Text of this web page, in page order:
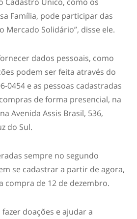
Família, pode participar das
Mercado Solidário”, disse ele.
dados pessoais, como
podem ser feita através do
0454 e as pessoas cadastradas
de forma presencial, na
Avenida Assis Brasil, 536,
do Sul.
sempre no segundo
se cadastrar a partir de agora,
compra de 12 de dezembro.
doações e ajudar a